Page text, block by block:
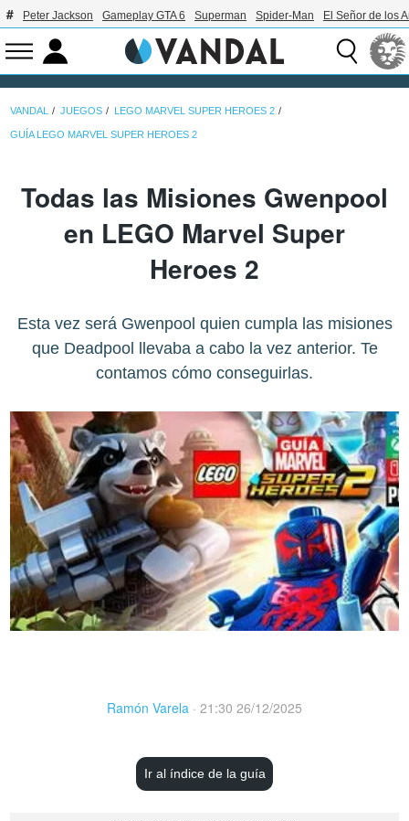
Peter Jackson Gameplay GTA 6 Superman Spider-Man El Señor de los
VANDAL JUEGOS LEGO MARVEL SUPER HEROES 2
GUÍA LEGO MARVEL SUPER HEROES 2
Todas las Misiones Gwenpool
en LEGO Marvel Super
Heroes 2
Esta vez será Gwenpool quien cumpla las misiones
que Deadpool llevaba a cabo la vez anterior. Te
contamos cómo conseguirlas.
Ramón Varela · 21:30 26/12/2025
Ir al índice de la guía